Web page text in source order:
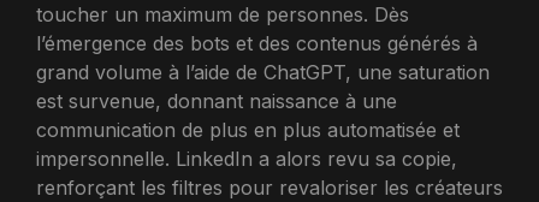
toucher un maximum de personnes. Dès
l’émergence des bots et des contenus générés à
grand volume à l’aide de ChatGPT, une saturation
est survenue, donnant naissance à une
communication de plus en plus automatisée et
impersonnelle. LinkedIn a alors revu sa copie,
renforçant les filtres pour revaloriser les créateurs